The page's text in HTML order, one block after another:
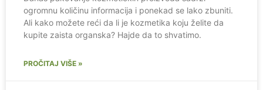
ogromnu količinu informacija i ponekad se lako zbuniti.
Ali kako možete reći da li je kozmetika koju želite da
kupite zaista organska? Hajde da to shvatimo.
PROČITAJ VIŠE »